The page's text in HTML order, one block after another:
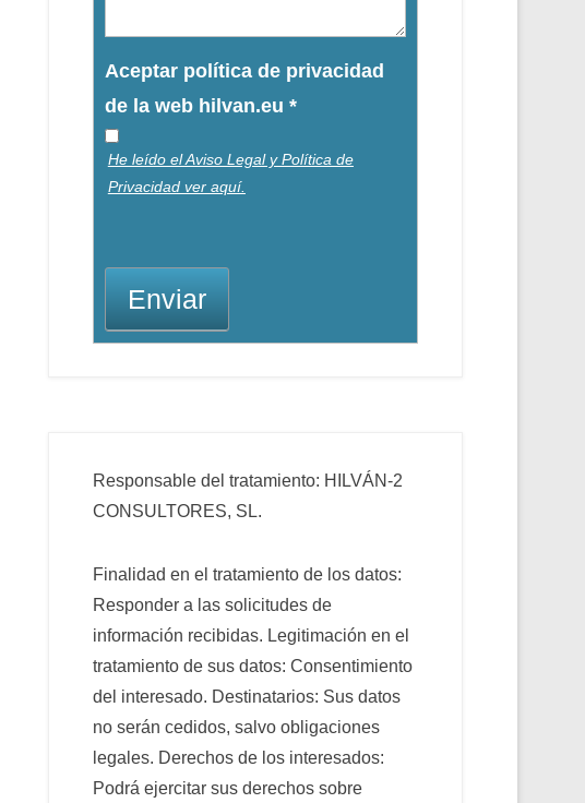
Aceptar política de privacidad
de la web hilvan.eu *
He leído el Aviso Legal y Política de
Privacidad ver aquí.
Enviar
Responsable del tratamiento: HILVÁN-2
CONSULTORES, SL.
Finalidad en el tratamiento de los datos:
Responder a las solicitudes de
información recibidas. Legitimación en el
tratamiento de sus datos: Consentimiento
del interesado. Destinatarios: Sus datos
no serán cedidos, salvo obligaciones
legales. Derechos de los interesados:
Podrá ejercitar sus derechos sobre